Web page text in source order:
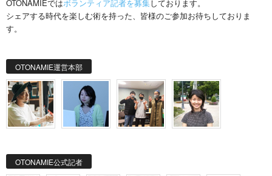
OTONAMIEではボランティア記者を募集しております。
シェアする時代を楽しむ術を持った、皆様のご参加お待ちしておりま
す。
OTONAMIE運営本部
OTONAMIE公式記者